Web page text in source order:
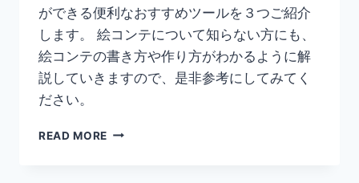
ができる便利なおすすめツールを３つご紹介
します。 絵コンテについて知らない方にも、
絵コンテの書き方や作り方がわかるように解
説していきますので、是非参考にしてみてく
ださい。
READ MORE 【絵